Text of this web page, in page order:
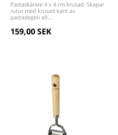
Pastaskärare 4 x 4 cm krusad. Skapar
rutor med krusad kant av
pastadegen ell...
159,00 SEK